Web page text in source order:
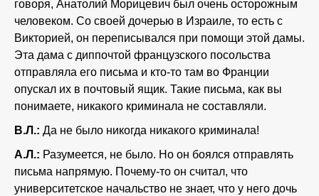
говоря, Анатолий Морицевич был очень осторожным
человеком. Со своей дочерью в Израиле, то есть с
Викторией, он переписывался при помощи этой дамы.
Эта дама с диппочтой французского посольства
отправляла его письма и кто-то там во Франции
опускал их в почтовый ящик. Такие письма, как вы
понимаете, никакого криминала не составляли.
В.Л.: Да не было никогда никакого криминала!
А.Л.: Разумеется, не было. Но он боялся отправлять
письма напрямую. Почему-то он считал, что
университетское начальство не знает, что у него дочь